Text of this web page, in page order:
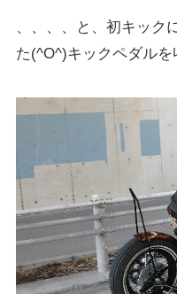
、、、、と、初キック
た(^O^)キックペダルを